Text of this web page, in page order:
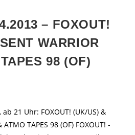
– FOXOUT!
WARRIOR
98 (OF)
21 Uhr: FOXOUT! (UK/US) &
ATMO TAPES 98 (OF) FOXOUT! -